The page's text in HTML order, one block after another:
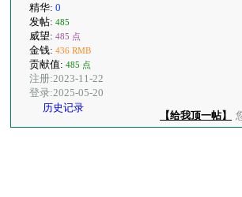
精华:0
发帖:485
威望:485 点
金钱:436 RMB
贡献值:485 点
注册:2023-11-22
登录:2025-05-20
历史记录
【给我顶一帖】